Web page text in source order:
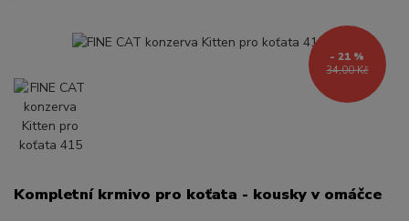
34,00 Kč
- 21 %
Kompletní krmivo pro koťata - kousky v omáčce